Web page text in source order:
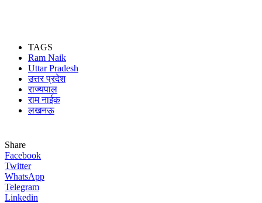
TAGS
Ram Naik
Uttar Pradesh
उत्तर प्रदेश
राज्यपाल
राम नाईक
लखनऊ
Share
Facebook
Twitter
WhatsApp
Telegram
Linkedin